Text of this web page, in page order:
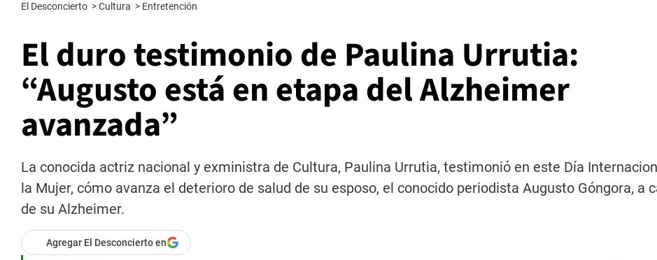
El Desconcierto >Cultura > Entretención
El duro testimonio de Paulina Urrutia:
“Augusto está en etapa del Alzheimer
avanzada”
La conocida actriz nacional y exministra de Cultura, Paulina Urrutia, testimonió en este Día
la Mujer, cómo avanza el deterioro de salud de su esposo, el conocido periodista Augusto Góngora, a
de su Alzheimer.
Agregar El Desconcierto en